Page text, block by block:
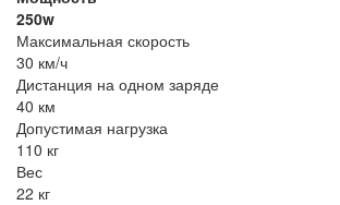
250w
Максимальная скорость
30 км/ч
Дистанция на одном заряде
40 км
Допустимая нагрузка
110 кг
Вес
22 кг